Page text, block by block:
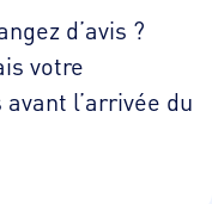
d’avis ?
votre
l’arrivée du